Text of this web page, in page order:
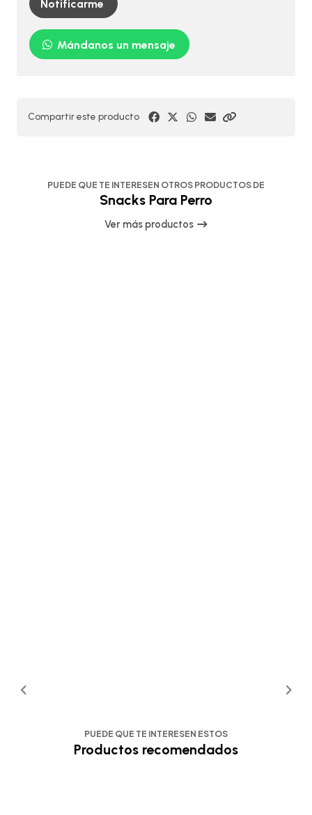
Notificarme
Mándanos un mensaje
Compartir este producto
PUEDE QUE TE INTERESEN OTROS PRODUCTOS DE
Snacks Para Perro
Ver más productos
PUEDE QUE TE INTERESEN ESTOS
Productos recomendados